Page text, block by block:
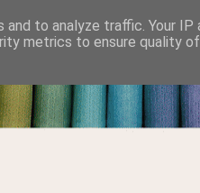
to analyze traffic. Your IP
metrics to ensure quality